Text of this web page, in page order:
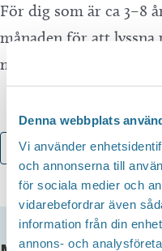
Denna webbplats
Vi använder
och annonserna till
för sociala medier och
vidarebefordrar även
information från din
annons- och
För dig som är ca 3–8
månaden för att
modersmål tigrinska.
Lägg till i kalender